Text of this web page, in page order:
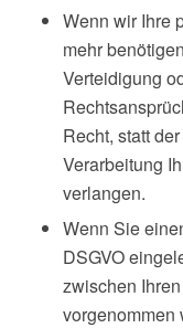
Wenn wir Ihre
mehr
Verteidigung
Recht, statt
Verarbeitung
verlangen.
Wenn Sie
DSGVO
zwischen
vorgenommen